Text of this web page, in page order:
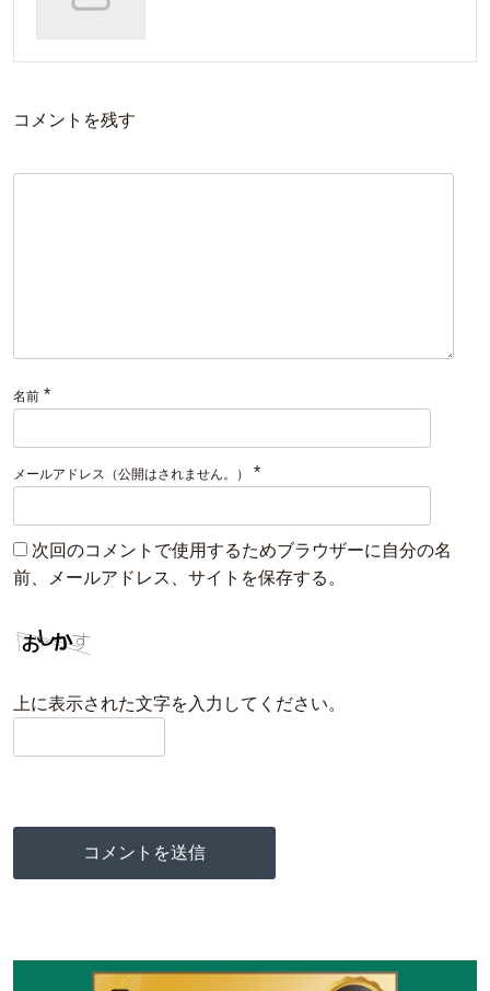
コメントを残す
名前 *
メールアドレス（公開はされません。） *
次回のコメントで使用するためブラウザーに自分の名
前、メールアドレス、サイトを保存する。
上に表示された文字を入力してください。